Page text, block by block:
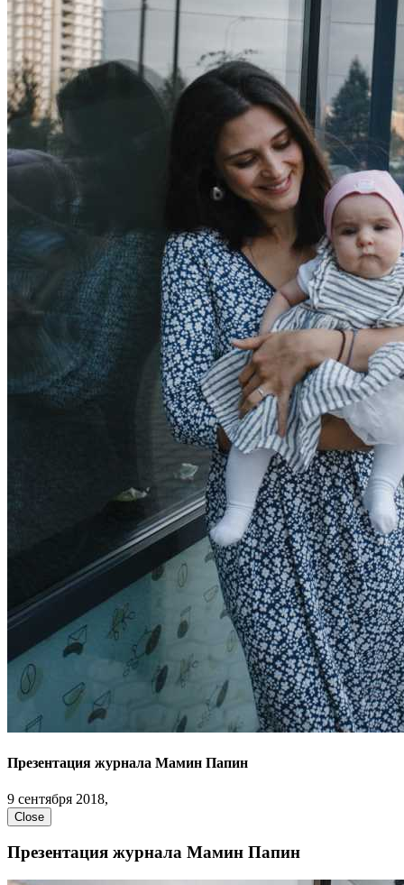
Презентация журнала Мамин Папин
9 сентября 2018,
Close
Презентация журнала Мамин Папин